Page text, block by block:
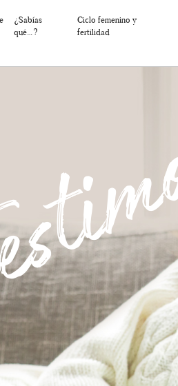
¿Sabías
qué…?
Ciclo femenino y
fertilidad